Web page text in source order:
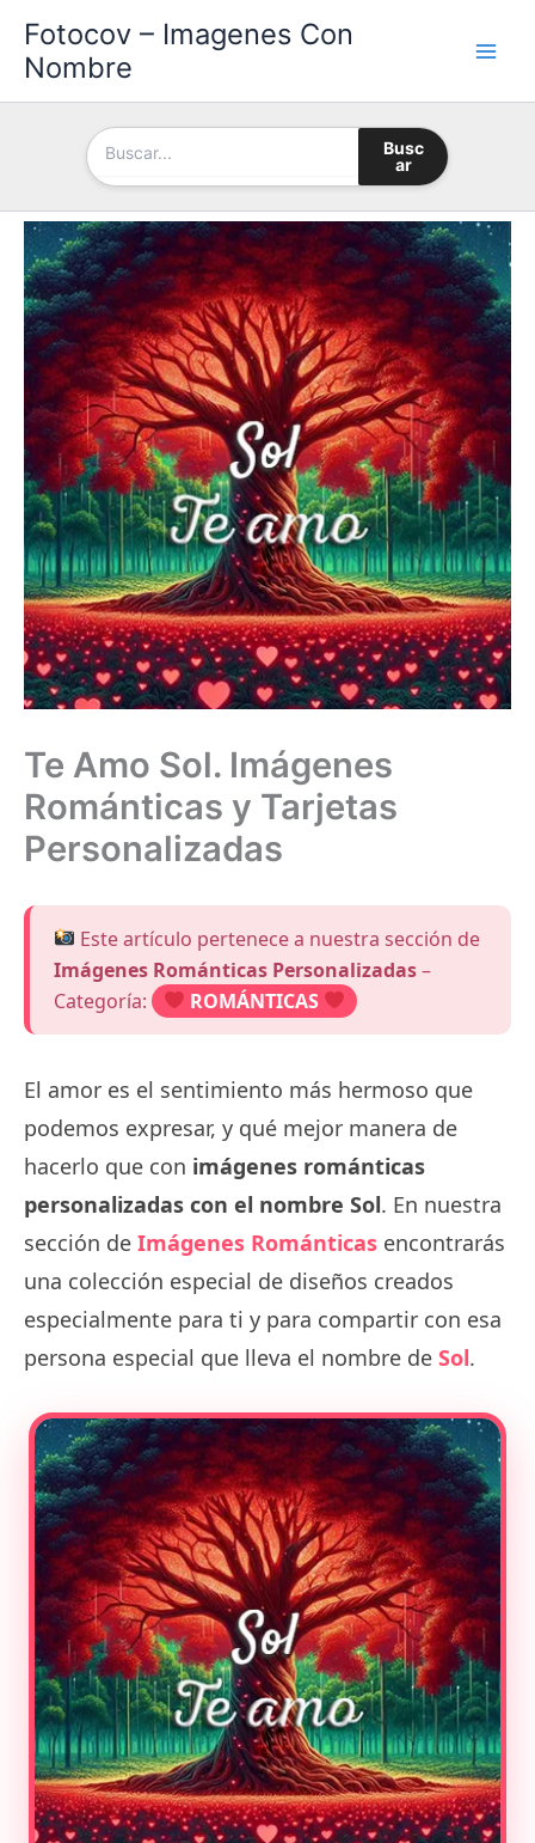
contenido
Fotocov – Imagenes Con
Nombre
Busc
ar
Te Amo Sol. Imágenes
Románticas y Tarjetas
Personalizadas
Este artículo pertenece a nuestra sección de
Imágenes Románticas Personalizadas–
Categoría:
ROMÁNTICAS
El amor es el sentimiento más hermoso que
podemos expresar, y qué mejor manera de
hacerlo que con imágenes románticas
personalizadas con el nombre Sol. En nuestra
sección de Imágenes Románticas encontrarás
una colección especial de diseños creados
especialmente para ti y para compartir con esa
persona especial que lleva el nombre de Sol.